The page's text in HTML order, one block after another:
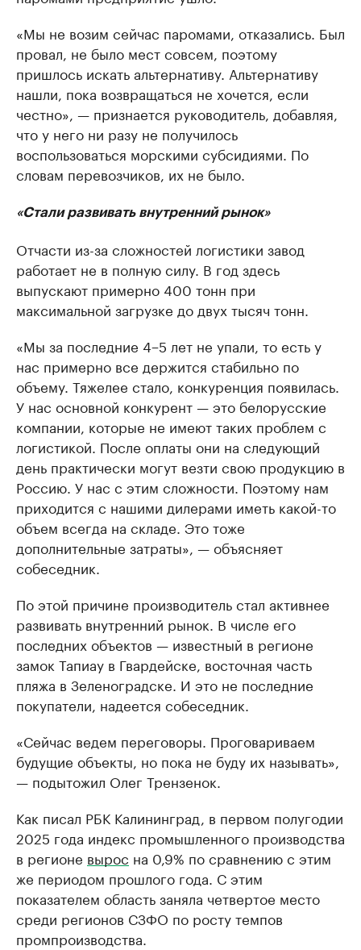
«Мы не возим сейчас паромами, отказались. Был
провал, не было мест совсем, поэтому
пришлось искать альтернативу. Альтернативу
нашли, пока возвращаться не хочется, если
честно», — признается руководитель, добавляя,
что у него ни разу не получилось
воспользоваться морскими субсидиями. По
словам перевозчиков, их не было.
«Стали развивать внутренний рынок»
Отчасти из-за сложностей логистики завод
работает не в полную силу. В год здесь
выпускают примерно 400 тонн при
максимальной загрузке до двух тысяч тонн.
«Мы за последние 4−5 лет не упали, то есть у
нас примерно все держится стабильно по
объему. Тяжелее стало, конкуренция появилась.
У нас основной конкурент — это белорусские
компании, которые не имеют таких проблем с
логистикой. После оплаты они на следующий
день практически могут везти свою продукцию в
Россию. У нас с этим сложности. Поэтому нам
приходится с нашими дилерами иметь какой-то
объем всегда на складе. Это тоже
дополнительные затраты», — объясняет
собеседник.
По этой причине производитель стал активнее
развивать внутренний рынок. В числе его
последних объектов — известный в регионе
замок Тапиау в Гвардейске, восточная часть
пляжа в Зеленоградске. И это не последние
покупатели, надеется собеседник.
«Сейчас ведем переговоры. Проговариваем
будущие объекты, но пока не буду их называть»,
— подытожил Олег Трензенок.
Как писал РБК Калининград, в первом полугодии
2025 года индекс промышленного производства
в регионе вырос на 0,9% по сравнению с этим
же периодом прошлого года. С этим
показателем область заняла четвертое место
среди регионов СЗФО по росту темпов
промпроизводства.